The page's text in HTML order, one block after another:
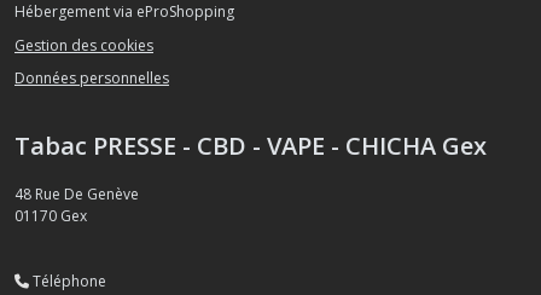
Hébergement via eProShopping
Gestion des cookies
Données personnelles
Tabac PRESSE - CBD - VAPE - CHICHA Gex
48 Rue De Genève
01170 Gex
Téléphone